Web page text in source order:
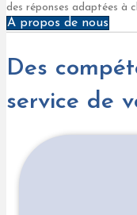
des réponses adaptées à
À propos de nous
Des
service de